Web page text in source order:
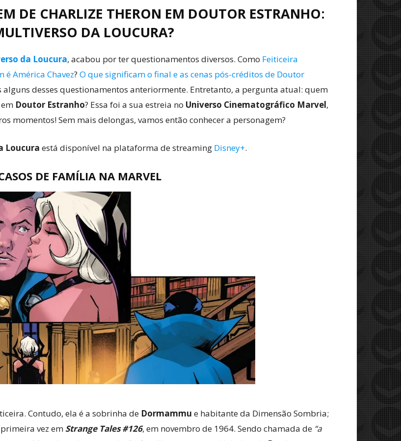
DE CHARLIZE THERON EM DOUTOR ESTRANHO:
DA LOUCURA?
da Loucura, acabou por ter questionamentos diversos. Como Feiticeira
é América Chavez? O que significam o final e as cenas pós-créditos de Doutor
alguns desses questionamentos anteriormente. Entretanto, a pergunta atual: quem
em Doutor Estranho? Essa foi a sua estreia no Universo Cinematográfico Marvel,
momentos! Sem mais delongas, vamos então conhecer a personagem?
Loucura está disponível na plataforma de streaming Disney+.
DE FAMÍLIA NA MARVEL
Contudo, ela é a sobrinha de Dormammu e habitante da Dimensão Sombria;
vez em Strange Tales #126, em novembro de 1964. Sendo chamada de “a